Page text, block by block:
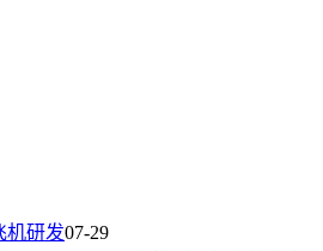
研发07-29
非遗剧《桃花潭记》，AIGC剧集登
用新闻训练AI属合理使用，或引全
Kimi K3，万亿模型运行高效稳定无